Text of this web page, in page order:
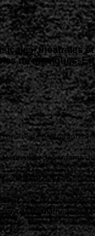
théâtrales
de musiques,
de percussions
des enfants du
des enfants
avec les écoles
médiathèque La